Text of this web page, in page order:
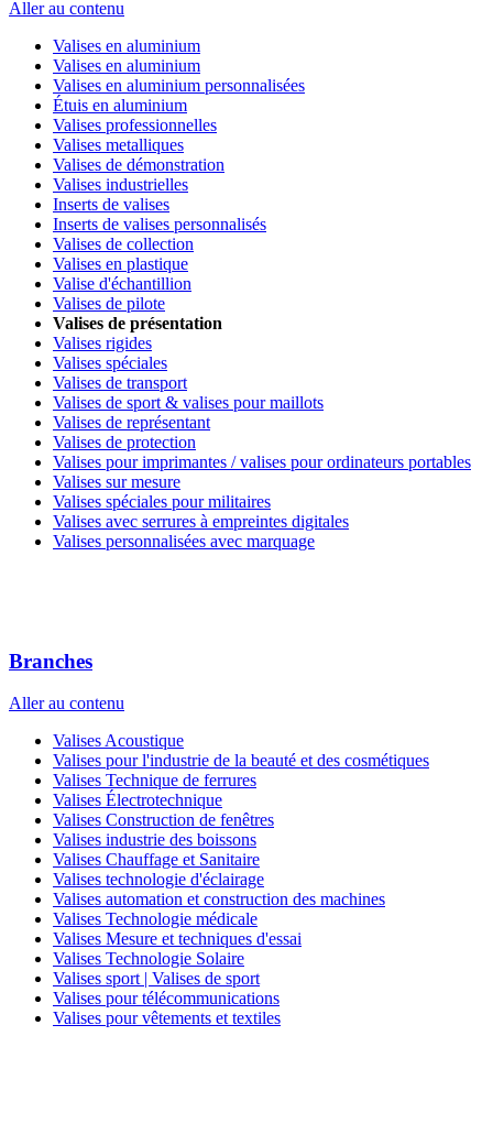
Aller au contenu
Valises en aluminium
Valises en aluminium
Valises en aluminium personnalisées
Étuis en aluminium
Valises professionnelles
Valises metalliques
Valises de démonstration
Valises industrielles
Inserts de valises
Inserts de valises personnalisés
Valises de collection
Valises en plastique
Valise d'échantillion
Valises de pilote
Valises de présentation
Valises rigides
Valises spéciales
Valises de transport
Valises de sport & valises pour maillots
Valises de représentant
Valises de protection
Valises pour imprimantes / valises pour ordinateurs portables
Valises sur mesure
Valises spéciales pour militaires
Valises avec serrures à empreintes digitales
Valises personnalisées avec marquage
Branches
Aller au contenu
Valises Acoustique
Valises pour l'industrie de la beauté et des cosmétiques
Valises Technique de ferrures
Valises Électrotechnique
Valises Construction de fenêtres
Valises industrie des boissons
Valises Chauffage et Sanitaire
Valises technologie d'éclairage
Valises automation et construction des machines
Valises Technologie médicale
Valises Mesure et techniques d'essai
Valises Technologie Solaire
Valises sport | Valises de sport
Valises pour télécommunications
Valises pour vêtements et textiles